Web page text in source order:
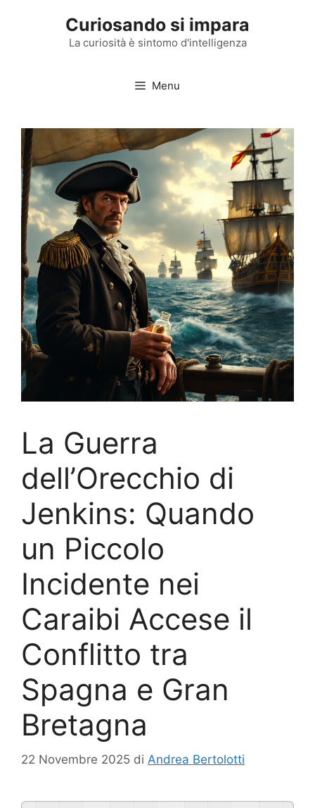
Curiosando si impara
La curiosità è sintomo d'intelligenza
Menu
La Guerra
dell’Orecchio di
Jenkins: Quando
un Piccolo
Incidente nei
Caraibi Accese il
Conflitto tra
Spagna e Gran
Bretagna
22 Novembre 2025 di Andrea Bertolotti